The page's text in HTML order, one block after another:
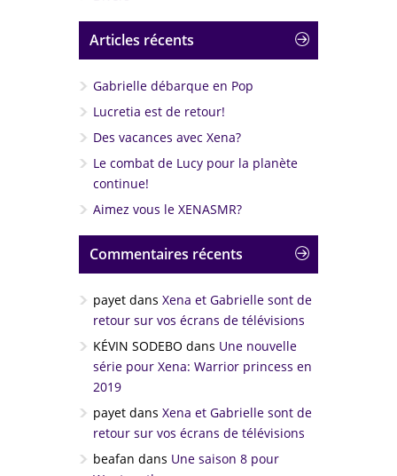
Articles récents
Gabrielle débarque en Pop
Lucretia est de retour!
Des vacances avec Xena?
Le combat de Lucy pour la planète
continue!
Aimez vous le XENASMR?
Commentaires récents
payet dans Xena et Gabrielle sont de
retour sur vos écrans de télévisions
KÉVIN SODEBO dans Une nouvelle
série pour Xena: Warrior princess en
2019
payet dans Xena et Gabrielle sont de
retour sur vos écrans de télévisions
beafan dans Une saison 8 pour